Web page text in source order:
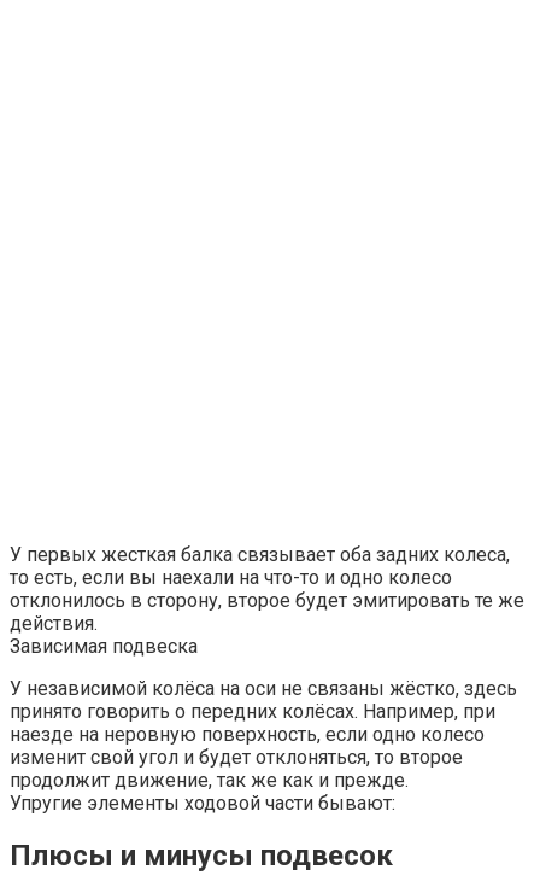
У первых жесткая балка связывает оба задних колеса,
то есть, если вы наехали на что-то и одно колесо
отклонилось в сторону, второе будет эмитировать те же
действия.
Зависимая подвеска
У независимой колёса на оси не связаны жёстко, здесь
принято говорить о передних колёсах. Например, при
наезде на неровную поверхность, если одно колесо
изменит свой угол и будет отклоняться, то второе
продолжит движение, так же как и прежде.
Упругие элементы ходовой части бывают:
Плюсы и минусы подвесок